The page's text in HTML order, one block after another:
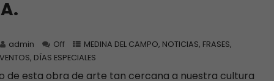
admin Off MEDINA DEL CAMPO, NOTICIAS, FRASES,
DÍAS ESPECIALES
de esta obra de arte tan cercana a nuestra cultura